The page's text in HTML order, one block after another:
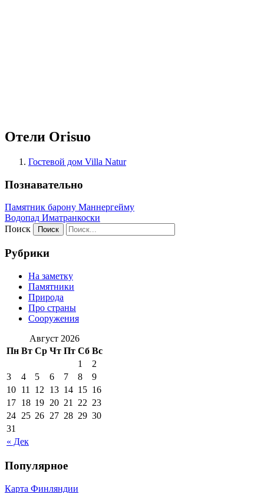
Отели Orisuo
Гостевой дом Villa Natur
Познавательно
Памятник барону Маннергейму
Водопад Иматранкоски
Поиск
Рубрики
На заметку
Памятники
Природа
Про страны
Сооружения
Август 2026
Пн Вт Ср Чт Пт Сб Вс
« Дек
1
2
3
4 5 6 7 8
9
10 11 12 13 14 15 16
17 18 19 20 21 22 23
24 25 26 27 28 29 30
31
Популярное
Карта Финляндии